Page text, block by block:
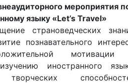
мероприятия
языку «Let’s Travel»
страноведческих
познавательного
иностранного
творческих